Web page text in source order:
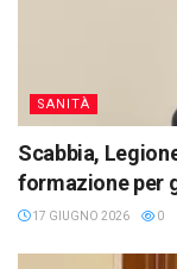
SANITÀ
Scabbia,
formazione per
17 GIUGNO 2026 0